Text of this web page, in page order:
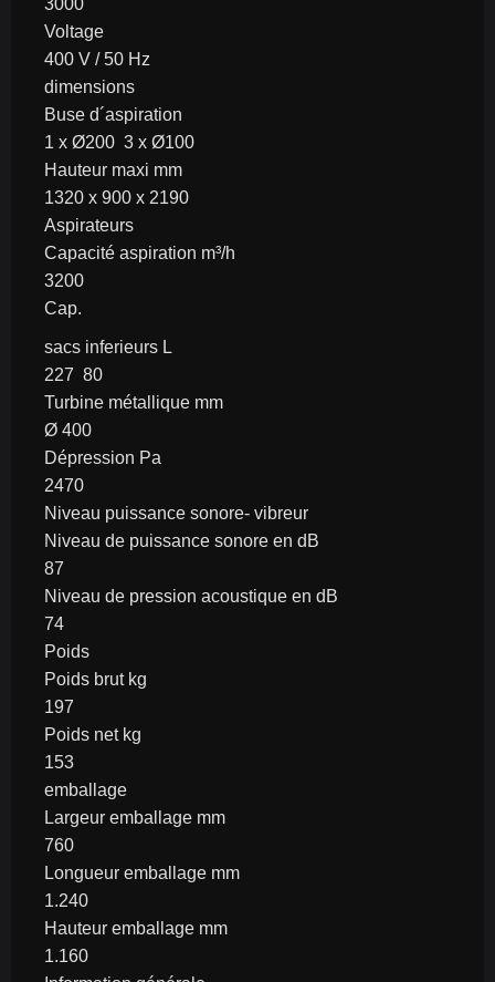
3000
Voltage
400 V / 50 Hz
dimensions
Buse d´aspiration
1 x Ø200  3 x Ø100
Hauteur maxi mm
1320 x 900 x 2190
Aspirateurs
Capacité aspiration m³/h
3200
Cap.
sacs inferieurs L
227  80
Turbine métallique mm
Ø 400
Dépression Pa
2470
Niveau puissance sonore- vibreur
Niveau de puissance sonore en dB
87
Niveau de pression acoustique en dB
74
Poids
Poids brut kg
197
Poids net kg
153
emballage
Largeur emballage mm
760
Longueur emballage mm
1.240
Hauteur emballage mm
1.160